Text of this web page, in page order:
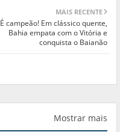
MAIS RECENTE
É campeão! Em clássico quente,
Bahia empata com o Vitória e
conquista o Baianão
Mostrar mais